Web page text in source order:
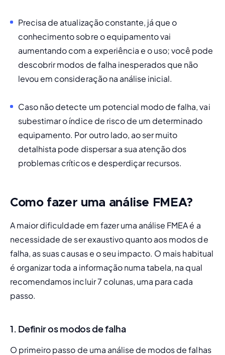
Precisa de atualização constante, já que o
conhecimento sobre o equipamento vai
aumentando com a experiência e o uso; você pode
descobrir modos de falha inesperados que não
levou em consideração na análise inicial.
Caso não detecte um potencial modo de falha, vai
subestimar o índice de risco de um determinado
equipamento. Por outro lado, ao ser muito
detalhista pode dispersar a sua atenção dos
problemas críticos e desperdiçar recursos.
Como fazer uma análise FMEA?
A maior dificuldade em fazer uma análise FMEA é a
necessidade de ser exaustivo quanto aos modos de
falha, as suas causas e o seu impacto. O mais habitual
é organizar toda a informação numa tabela, na qual
recomendamos incluir 7 colunas, uma para cada
passo.
1. Definir os modos de falha
O primeiro passo de uma análise de modos de falhas